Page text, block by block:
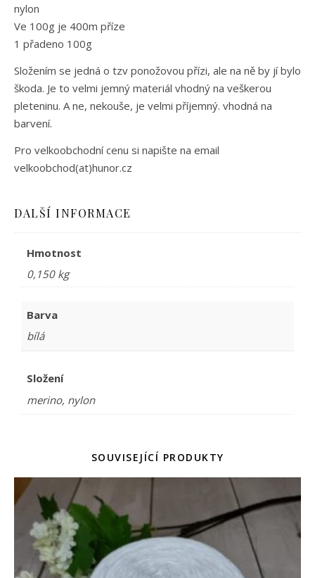
nylon
Ve 100g je 400m příze
1 přadeno 100g
Složením se jedná o tzv ponožovou přízi, ale na ně by jí bylo
škoda. Je to velmi jemný materiál vhodný na veškerou
pleteninu. A ne, nekouše, je velmi příjemný. vhodná na
barvení.
Pro velkoobchodní cenu si napište na email
velkoobchod(at)hunor.cz
DALŠÍ INFORMACE
Hmotnost
0,150 kg
Barva
bílá
Složení
merino, nylon
SOUVISEJÍCÍ PRODUKTY